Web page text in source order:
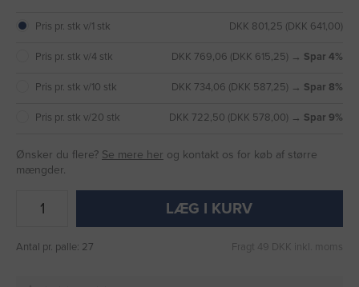
Pris pr. stk v/1 stk DKK 801,25 (DKK 641,00)
Pris pr. stk v/4 stk DKK 769,06 (DKK 615,25) → Spar 4%
Pris pr. stk v/10 stk DKK 734,06 (DKK 587,25) → Spar 8%
Pris pr. stk v/20 stk DKK 722,50 (DKK 578,00) → Spar 9%
Ønsker du flere? Se mere her og kontakt os for køb af større
mængder.
LÆG I KURV
Antal pr. palle: 27 Fragt 49 DKK inkl. moms